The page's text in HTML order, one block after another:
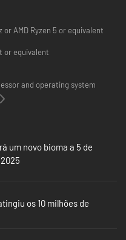
24 horas! Experimenta uma
a mesma montanha
or AMD Ryzen 5 or equivalent
or equivalent
and operating system
um novo bioma a 5 de
os 10 milhões de